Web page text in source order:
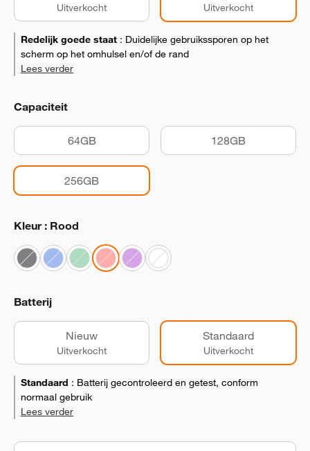
Uitverkocht Uitverkocht
Redelijk goede staat : Duidelijke gebruikssporen op het
scherm op het omhulsel en/of de rand
Lees verder
Capaciteit
64GB 128GB
256GB
Kleur : Rood
Batterij
Nieuw
Uitverkocht
Standaard
Uitverkocht
Standaard : Batterij gecontroleerd en getest, conform
normaal gebruik
Lees verder